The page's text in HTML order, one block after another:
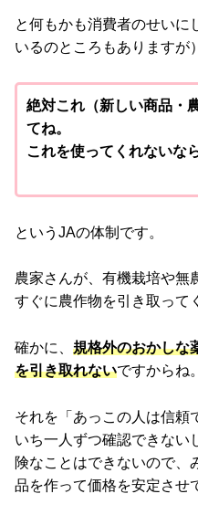
と何もかも消費者のせいに
いるのところもありますが
絶対これ（新しい商品・
てね。
これを使ってくれないな
というJAの体制です。
農家さんが、有機栽培や無
すぐに農作物を引き取って
確かに、 規格外のおかしな
を引き取れないですからね。
それを「あっこの人は信頼
いち一人ずつ確認できない
険なことはできないので、
品を作って価格を安定させ